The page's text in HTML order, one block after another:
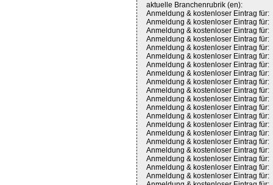
aktuelle Branchenrubrik (en):
Anmeldung & kostenloser Eintrag für:
Anmeldung & kostenloser Eintrag für:
Anmeldung & kostenloser Eintrag für:
Anmeldung & kostenloser Eintrag für:
Anmeldung & kostenloser Eintrag für:
Anmeldung & kostenloser Eintrag für:
Anmeldung & kostenloser Eintrag für:
Anmeldung & kostenloser Eintrag für:
Anmeldung & kostenloser Eintrag für:
Anmeldung & kostenloser Eintrag für:
Anmeldung & kostenloser Eintrag für:
Anmeldung & kostenloser Eintrag für:
Anmeldung & kostenloser Eintrag für:
Anmeldung & kostenloser Eintrag für:
Anmeldung & kostenloser Eintrag für:
Anmeldung & kostenloser Eintrag für:
Anmeldung & kostenloser Eintrag für:
Anmeldung & kostenloser Eintrag für:
Anmeldung & kostenloser Eintrag für:
Anmeldung & kostenloser Eintrag für: